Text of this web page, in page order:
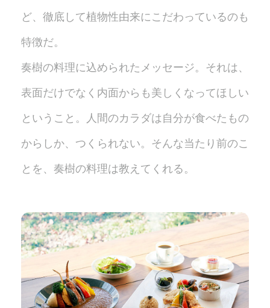
ど、徹底して植物性由来にこだわっているのも
特徴だ。
奏樹の料理に込められたメッセージ。それは、
表面だけでなく内面からも美しくなってほしい
ということ。人間のカラダは自分が食べたもの
からしか、つくられない。そんな当たり前のこ
とを、奏樹の料理は教えてくれる。